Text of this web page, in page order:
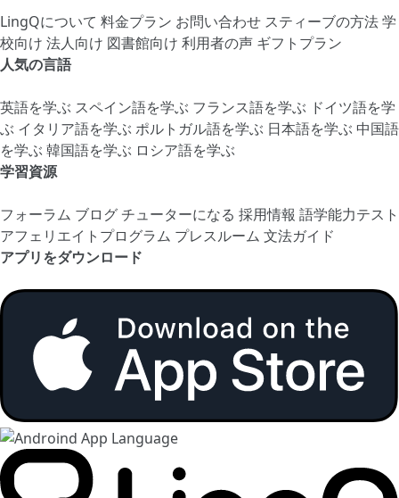
LingQについて 料金プラン お問い合わせ スティーブの方法学
校向け 法人向け 図書館向け 利用者の声 ギフトプラン
人気の言語
英語を学ぶ スペイン語を学ぶ フランス語を学ぶ ドイツ語を学
ぶ イタリア語を学ぶ ポルトガル語を学ぶ 日本語を学ぶ 中国語
を学ぶ 韓国語を学ぶ ロシア語を学ぶ
学習資源
フォーラム ブログチューターになる 採用情報 語学能力テスト
アフェリエイトプログラム プレスルーム 文法ガイド
アプリをダウンロード